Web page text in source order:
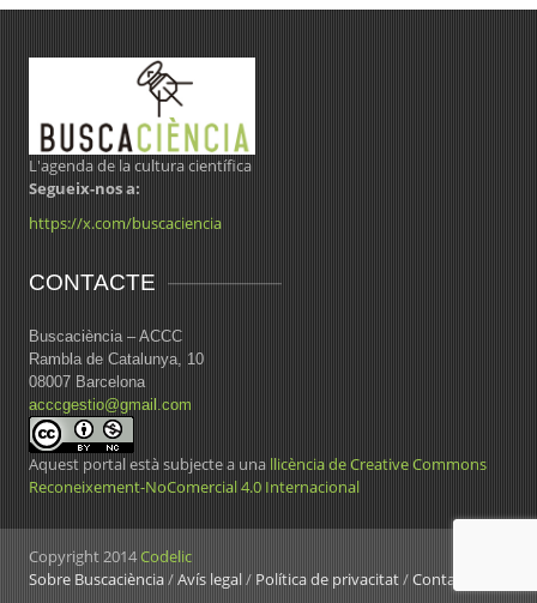
L'agenda de la cultura científica
Segueix-nos a:
https://x.com/buscaciencia
CONTACTE
Buscaciència – ACCC
Rambla de Catalunya, 10
08007 Barcelona
acccgestio@gmail.com
Aquest portal està subjecte a una llicència de Creative Commons
Reconeixement-NoComercial 4.0 Internacional
Copyright 2014Codelic
Sobre Buscaciència/Avís legal/ Política de privacitat/Contacte